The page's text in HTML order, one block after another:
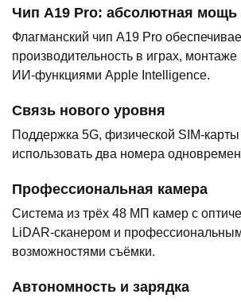
Чип A19 Pro: абсолютная мощь
Флагманский чип A19 Pro
производительность в играх,
ИИ-функциями Apple Intelligence.
Связь нового уровня
Поддержка 5G, физической SIM-
использовать два номера
Профессиональная камера
Система из трёх 48 МП камер с
LiDAR-сканером и
возможностями съёмки.
Автономность и зарядка